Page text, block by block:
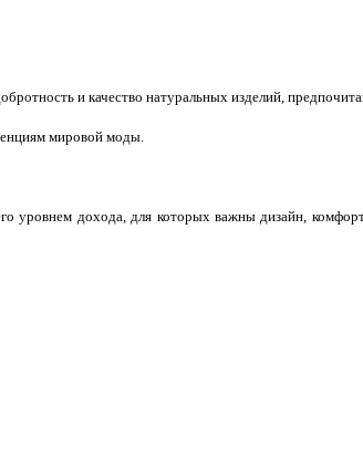
и качество натуральных изделий,
мировой моды.
дохода, для которых важны дизайн,